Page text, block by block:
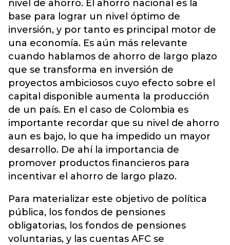
nivel de ahorro. El ahorro nacional es la
base para lograr un nivel óptimo de
inversión, y por tanto es principal motor de
una economía. Es aún más relevante
cuando hablamos de ahorro de largo plazo
que se transforma en inversión de
proyectos ambiciosos cuyo efecto sobre el
capital disponible aumenta la producción
de un país. En el caso de Colombia es
importante recordar que su nivel de ahorro
aun es bajo, lo que ha impedido un mayor
desarrollo. De ahí la importancia de
promover productos financieros para
incentivar el ahorro de largo plazo.
Para materializar este objetivo de política
pública, los fondos de pensiones
obligatorias, los fondos de pensiones
voluntarias, y las cuentas AFC se